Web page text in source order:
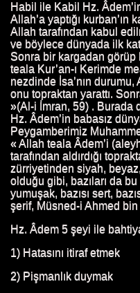
Habil ile Kabil Hz.
Allah’a yaptığı
Allah tarafından kabul
ve böylece dünyada ilk
Sonra bir kargadan görüp
teala Kur’an-ı Kerimde
nezdinde İsa’nın
onu topraktan yarattı.
»(Al-i İmran, 59) . Burada
Hz. Âdem’in babasız
Peygamberimiz
« Allah teala Âdem’i
tarafından aldırdığı
zürriyetinden siyah,
olduğu gibi, bazıları da bu
yumuşak, bazısı sert,
şerif, Müsned-i Ahmed
Hz. Âdem 5 şeyi ile
1) Hatasını itiraf etmek
2) Pişmanlık duymak